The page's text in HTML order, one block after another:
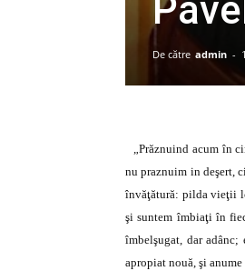
De către admin -
„Prăznuind acum în
nu praznuim in deşert,
învăţătură: pilda vieţii
şi suntem îmbiaţi în
îmbelşugat, dar
apropiat nouă, şi